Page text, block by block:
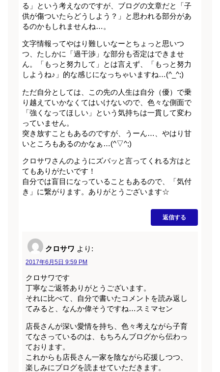
る」という考えなのですが、ブログの文章だと「子
供が傷ついたらどうしよう？」と思われる部分があ
るのかもしれませんね…。
文字情報ってやはり難しいなーとちょっと思いつ
つ、たしかに「過干渉」な部分も否定はできませ
ん。「もっと努力して」とは言えず、「もっと努力
しようね♪」的な感じになっちゃいますね…(^_^;)
ただ自分としては、この先の人生は自分（優）で乗
り越えていかなくてはいけないので、色々な側面で
「強くなってほしい」という気持ちは一貫して変わ
っていません。
突き放すこともあるのですが、うーん…、やはり甘
いところもあるのかなぁ…(^▽^;)
クロサワさんのようにズバッと言ってくれる方はと
てもありがたいです！
自分では盲目になっていることもあるので、「気付
き」に繋がります。ありがとうございます☆
返信する
クロサワ より:
2017年6月5日 9:59 PM
クロサワです
丁寧なご返答ありがとうございます。
それに比べて、自分で書いたコメントを読み返し
てみると、なんか偉そうですね…スミマセン
店長さんが深い愛情を持ち、色々考えながら子育
てなさっているのは、もちろんブログから伝わっ
ております。
これからも店長さん一家を陰ながら応援しつつ、
楽しみにブログを読ませていただきます。